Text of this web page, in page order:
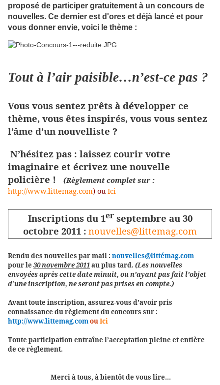
proposé de participer gratuitement à un concours de
nouvelles. Ce dernier est d'ores et déjà lancé et pour
vous donner envie, voici le thème :
Tout à l’air paisible…n’est-ce pas ?
Vous vous sentez prêts à développer ce
thème, vous êtes inspirés, vous vous sentez
l’âme d’un nouvelliste ?
N’hésitez pas : laissez courir votre
imaginaire et écrivez une nouvelle
policière !
(Règlement complet sur :
http://www.littemag.com) ou Ici
Inscriptions du 1erseptembre au 30
octobre 2011 : nouvelles@littemag.com
Rendu des nouvelles par mail : nouvelles@littémag.com
pour le 30 novembre 2011au plus tard. (Les nouvelles
envoyées après cette date minuit, ou n’ayant pas fait l’objet
d’une inscription, ne seront pas prises en compte.)
Avant toute inscription, assurez-vous d’avoir pris
connaissance du règlement du concours sur :
http://www.littemag.comouIci
Toute participation entraîne l’acceptation pleine et entière
de ce règlement.
Merci à tous, à bientôt de vous lire…